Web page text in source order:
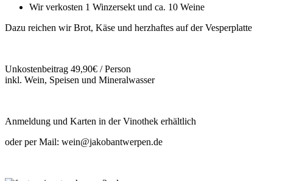
Wir verkosten 1 Winzersekt und ca. 10 Weine
Dazu reichen wir Brot, Käse und herzhaftes auf der Vesperplatte
Unkostenbeitrag 49,90€ / Person
inkl. Wein, Speisen und Mineralwasser
Anmeldung und Karten in der Vinothek erhältlich
oder per Mail: wein@jakobantwerpen.de